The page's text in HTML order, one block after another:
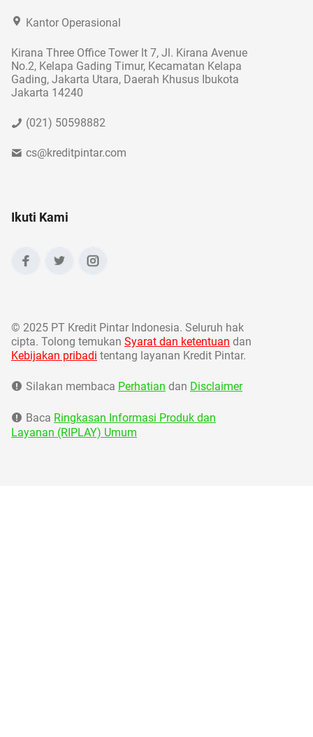
Kantor Operasional
Kirana Three Office Tower lt 7, Jl. Kirana Avenue
No.2, Kelapa Gading Timur, Kecamatan Kelapa
Gading, Jakarta Utara, Daerah Khusus Ibukota
Jakarta 14240
(021) 50598882
cs@kreditpintar.com
Ikuti Kami
© 2025 PT Kredit Pintar Indonesia. Seluruh hak
cipta. Tolong temukan Syarat dan ketentuan dan
Kebijakan pribadi tentang layanan Kredit Pintar.
Silakan membaca Perhatian dan Disclaimer
Baca Ringkasan Informasi Produk dan
Layanan (RIPLAY) Umum